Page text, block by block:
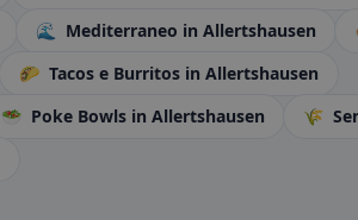
🌊 Mediterraneo in Allertshausen
🌮 Tacos e Burritos in Allertshausen
🥗 Poke Bowls in Allertshausen 🌾